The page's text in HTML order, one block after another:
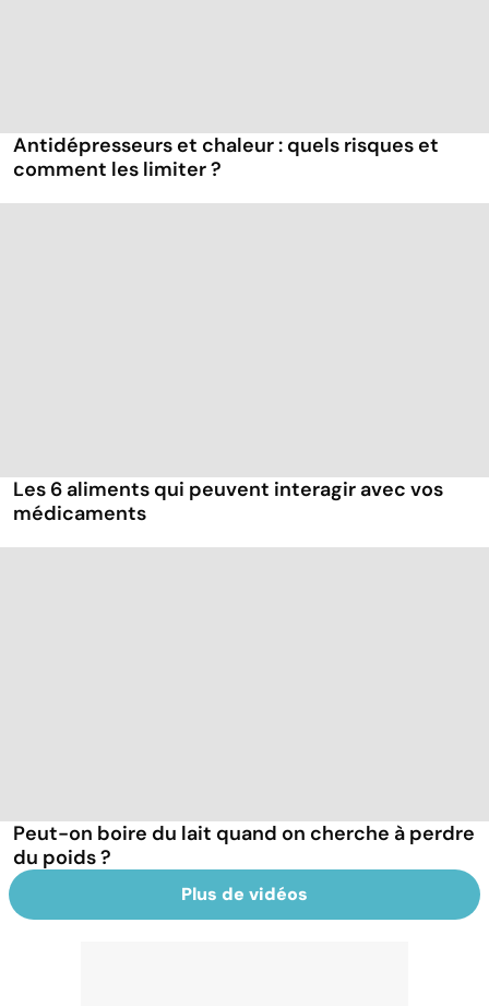
Antidépresseurs et chaleur : quels risques et
comment les limiter ?
Les 6 aliments qui peuvent interagir avec vos
médicaments
Peut-on boire du lait quand on cherche à perdre
du poids ?
Plus de vidéos